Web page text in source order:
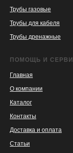
Трубы газовые
Трубы для кабеля
Трубы дренажные
ПОМОЩЬ И
Главная
О компании
Каталог
Контакты
Доставка и оплата
Статьи